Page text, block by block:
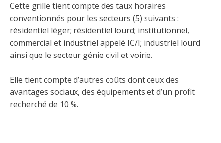
Sinistre
Lois et règlements
Condamnations pour exercice illégal
Le programme d'épargne collectif des fonds
d'investissement CORMEL | SÉCURE
H-Q, Telus et autres partenaires
Demande de reconnaissance d’une formation
Cette grille tient compte des taux horaires
conventionnés pour les secteurs (5) suivants :
résidentiel léger; résidentiel lourd; institutionnel,
commercial et industriel appelé IC/I; industriel lourd
ainsi que le secteur génie civil et voirie.
Elle tient compte d’autres coûts dont ceux des
avantages sociaux, des équipements et d’un profit
recherché de 10 %.